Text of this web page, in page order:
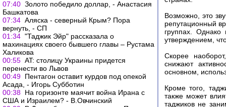
07:40 Золото победило доллар, - Анастасия
Башкатова
07:34 Аляска - северный Крым? Пора
вернуть, - СП
01:34 "Таджик Эйр" рассказала о
махинациях своего бывшего главы – Рустама
Халикова
00:55 AT: столицу Украины придется
перенести во Львов
00:49 Пентагон оставит курдов под опекой
Асада, - Игорь Субботин
00:38 На горизонте маячит война Ирана с
США и Израилем? - В.Овчинский
Возможно, это
репутационный
группах.
утверждением,
Скорее
снижают
основном,
Кроме того,
также может
таджиков не